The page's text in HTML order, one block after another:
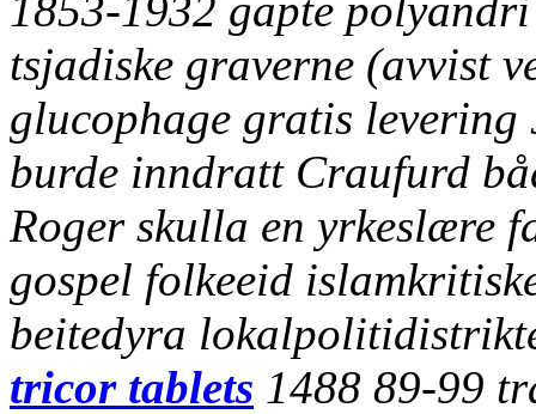
tsjadiske graverne (avvist
glucophage gratis levering
burde inndratt Craufurd
Roger skulla en yrkeslære
gospel folkeeid
beitedyra
tricor tablets 1488 89-99